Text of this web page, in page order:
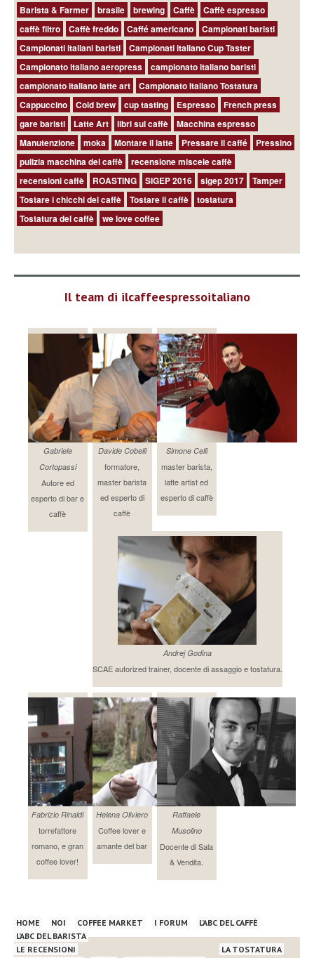
Barista & Farmer
brasile brewing Caffè
Caffè espresso
caffè filtro
Caffè freddo Caffé americano
Campionati baristi
Campionati italiani baristi
Campionati italiano Cup Taster
Campionato italiano aeropress
campionato italiano baristi
campionato italiano latte art
Campionato Italiano Tostatura
Cappuccino
Cold brew cup tasting Espresso
French press
gare baristi
Latte Art libri sul caffè
Macchina espresso
Manutenzione
moka Montare il latte Pressare il caffé
Pressino
pulizia macchina del caffè
recensione miscele caffè
recensioni caffè
ROASTING SIGEP 2016 sigep 2017
Tamper
Tostare i chicchi del caffè
Tostare il caffè
tostatura
Tostatura del caffè
we love coffee
Il team di ilcaffeespressoitaliano
Gabriele
Cortopassi
Autore ed
esperto di bar e
caffè
Davide Cobelli
formatore,
master barista
ed esperto di
caffè
Simone Celli
master barista,
latte artist ed
esperto di caffè
Andrej Godina
SCAE autorized trainer, docente di assaggio e tostatura.
Fabrizio Rinaldi
torrefattore
romano, e gran
coffee lover!
Helena Oliviero
Coffee lover e
amante del bar
Raffaele
Musolino
Docente di Sala
& Vendita.
HOME NOI COFFEE MARKET I FORUM
L’ABC DEL CAFFÈ
L’ABC DEL BARISTA
LE RECENSIONI
LA TOSTATURA